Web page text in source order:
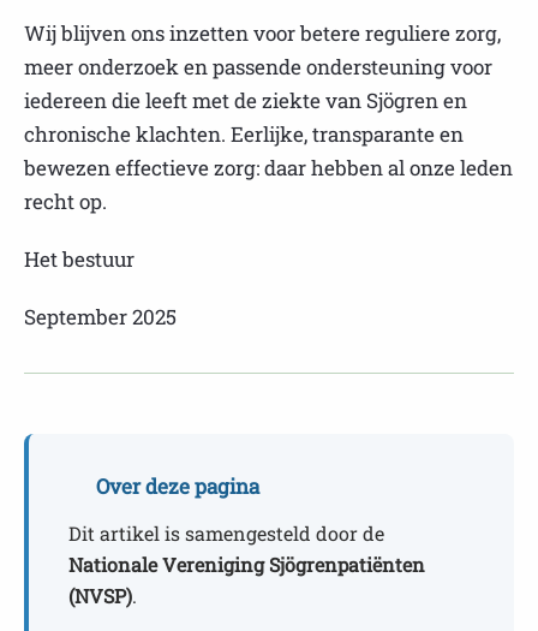
Wij blijven ons inzetten voor betere reguliere zorg,
meer onderzoek en passende ondersteuning voor
iedereen die leeft met de ziekte van Sjögren en
chronische klachten. Eerlijke, transparante en
bewezen effectieve zorg: daar hebben al onze leden
recht op.
Het bestuur
September 2025
Over deze pagina
Dit artikel is samengesteld door de
Nationale Vereniging Sjögrenpatiënten
(NVSP).